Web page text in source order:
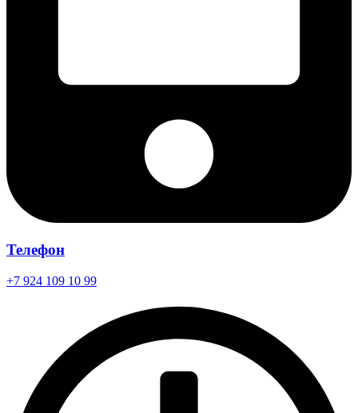
Телефон
+7 924 109 10 99